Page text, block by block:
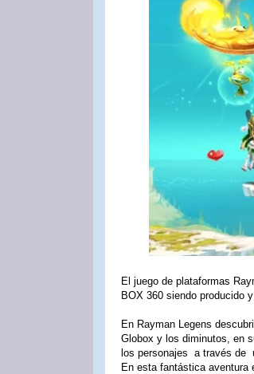
El juego de plataformas
BOX 360 siendo producido
En Rayman Legens
Globox y los diminutos, en
los personajes a través de
En esta fantástica aventura